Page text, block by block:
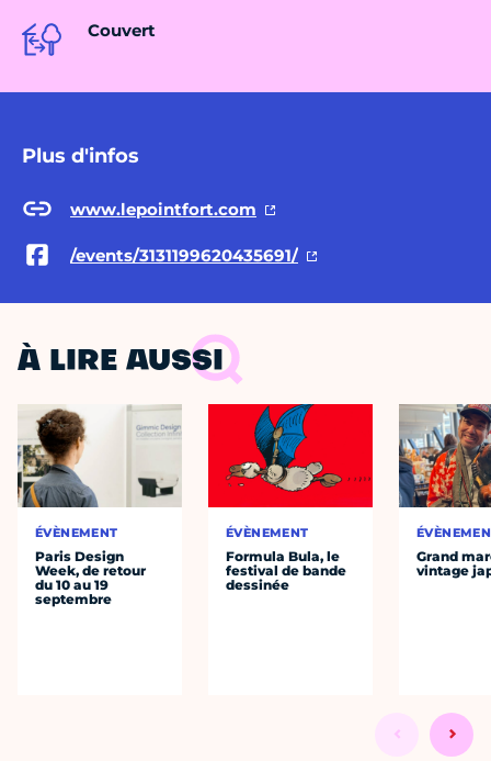
Couvert
Plus d'infos
www.lepointfort.com
/events/3131199620435691/
À LIRE AUSSI
ÉVÈNEMENT
Paris Design
Week, de retour
du 10 au 19
septembre
ÉVÈNEMENT
Formula Bula, le
festival de bande
dessinée
Grand
vintage